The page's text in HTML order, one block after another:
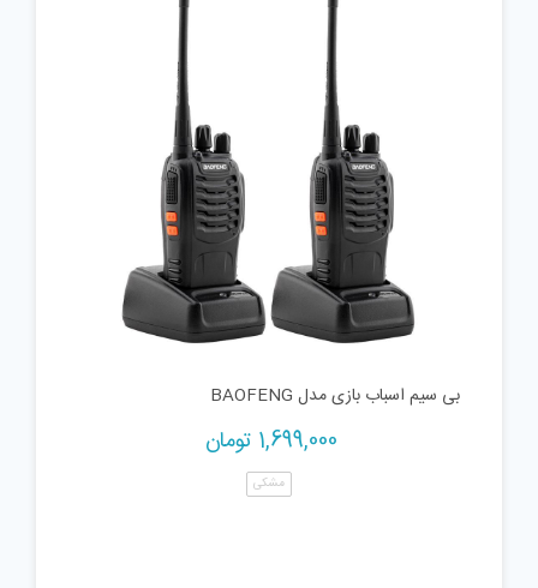
بی سیم اسباب بازی مدل BAOFENG
1,699,000 تومان
مشکی